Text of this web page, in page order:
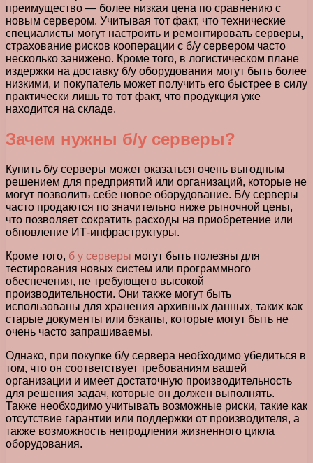
преимущество — более низкая цена по сравнению с
новым сервером. Учитывая тот факт, что технические
специалисты могут настроить и ремонтировать серверы,
страхование рисков кооперации с б/у сервером часто
несколько занижено. Кроме того, в логистическом плане
издержки на доставку б/у оборудования могут быть более
низкими, и покупатель может получить его быстрее в силу
практически лишь то тот факт, что продукция уже
находится на складе.
Зачем нужны б/у серверы?
Купить б/у серверы может оказаться очень выгодным
решением для предприятий или организаций, которые не
могут позволить себе новое оборудование. Б/у серверы
часто продаются по значительно ниже рыночной цены,
что позволяет сократить расходы на приобретение или
обновление ИТ-инфраструктуры.
Кроме того, б у серверы могут быть полезны для
тестирования новых систем или программного
обеспечения, не требующего высокой
производительности. Они также могут быть
использованы для хранения архивных данных, таких как
старые документы или бэкапы, которые могут быть не
очень часто запрашиваемы.
Однако, при покупке б/у сервера необходимо убедиться в
том, что он соответствует требованиям вашей
организации и имеет достаточную производительность
для решения задач, которые он должен выполнять.
Также необходимо учитывать возможные риски, такие как
отсутствие гарантии или поддержки от производителя, а
также возможность непродления жизненного цикла
оборудования.